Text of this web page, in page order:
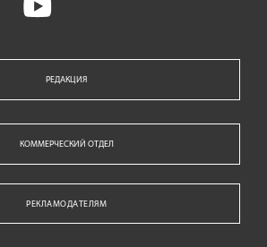
РЕДАКЦИЯ
КОММЕРЧЕСКИЙ ОТДЕЛ
РЕКЛАМОДАТЕЛЯМ